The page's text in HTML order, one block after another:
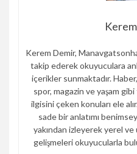
Kerem Demir,
takip ederek okuyuculara
içerikler sunmaktadır.
spor, magazin ve yaşam
ilgisini çeken konuları ele
sade bir anlatımı
yakından izleyerek yerel
gelişmeleri okuyucularla